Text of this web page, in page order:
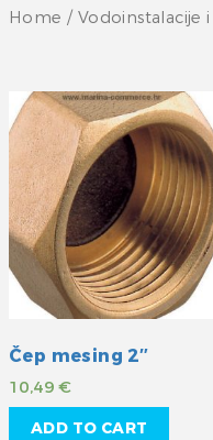
Home / Vodoinstalacije
Čep mesing 2″
10,49€
ADD TO CART